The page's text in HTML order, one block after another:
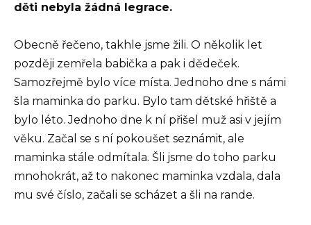
děti nebyla žádná legrace.
Obecně řečeno, takhle jsme žili. O několik let
později zemřela babička a pak i dědeček.
Samozřejmě bylo více místa. Jednoho dne s námi
šla maminka do parku. Bylo tam dětské hřiště a
bylo léto. Jednoho dne k ní přišel muž asi v jejím
věku. Začal se s ní pokoušet seznámit, ale
maminka stále odmítala. Šli jsme do toho parku
mnohokrát, až to nakonec maminka vzdala, dala
mu své číslo, začali se scházet a šli na rande.